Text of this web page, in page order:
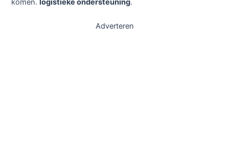
komen.logistieke ondersteuning.
Adverteren